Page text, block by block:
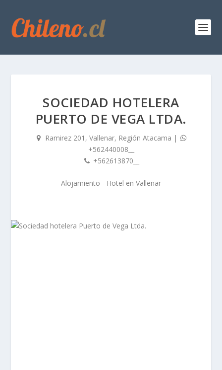
SOCIEDAD HOTELERA
PUERTO DE VEGA LTDA.
Ramirez 201, Vallenar, Región Atacama |
+562440008__
+562613870__
Alojamiento - Hotel en Vallenar